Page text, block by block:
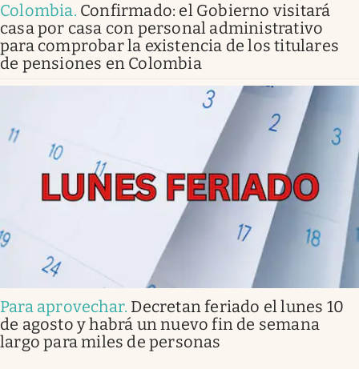
Colombia. Confirmado: el Gobierno visitará
casa por casa con personal administrativo
para comprobar la existencia de los titulares
de pensiones en Colombia
Para aprovechar. Decretan feriado el lunes 10
de agosto y habrá un nuevo fin de semana
largo para miles de personas